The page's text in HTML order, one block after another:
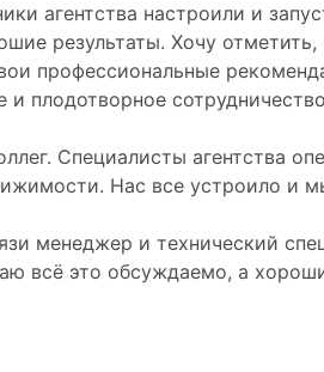
агентства настроили и
результаты. Хочу отметить,
профессиональные
плодотворное
Специалисты агентства
Нас все устроило и
менеджер и технический
всё это обсуждаемо, а